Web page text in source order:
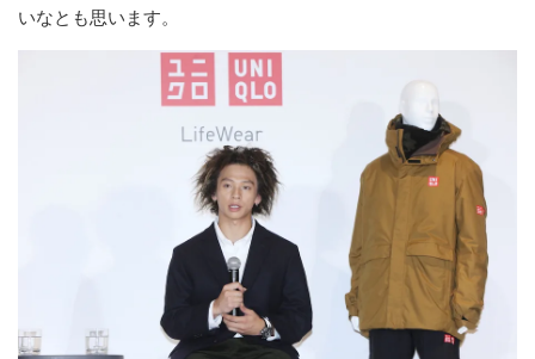
いなとも思います。